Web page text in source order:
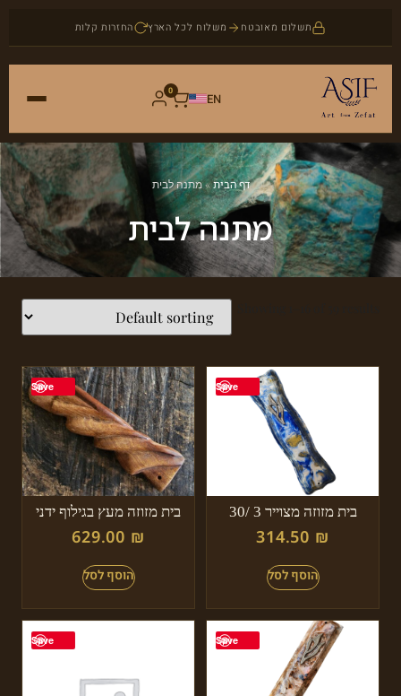
תשלום מאובטח משלוח לכל הארץ החזרות קלות
EN
0
ראשי
חנות
אמנות
אבני חן
אודות
דף הבית»מתנה לבית
מתנה לבית
Save
בית מזוזה מצוייר 3 /30
314.50 ₪
Save
בית מזוזה מעץ בגילוף ידני
629.00 ₪
Save
Save